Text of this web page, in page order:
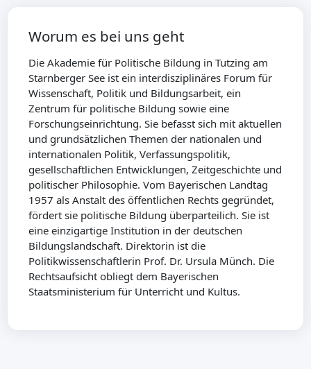
Worum es bei uns geht
Die Akademie für Politische Bildung in Tutzing am
Starnberger See ist ein interdisziplinäres Forum für
Wissenschaft, Politik und Bildungsarbeit, ein
Zentrum für politische Bildung sowie eine
Forschungseinrichtung. Sie befasst sich mit aktuellen
und grundsätzlichen Themen der nationalen und
internationalen Politik, Verfassungspolitik,
gesellschaftlichen Entwicklungen, Zeitgeschichte und
politischer Philosophie. Vom Bayerischen Landtag
1957 als Anstalt des öffentlichen Rechts gegründet,
fördert sie politische Bildung überparteilich. Sie ist
eine einzigartige Institution in der deutschen
Bildungslandschaft. Direktorin ist die
Politikwissenschaftlerin Prof. Dr. Ursula Münch. Die
Rechtsaufsicht obliegt dem Bayerischen
Staatsministerium für Unterricht und Kultus.